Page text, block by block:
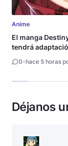
Anime
El manga
tendrá
0-hace 5 horas
Déjanos